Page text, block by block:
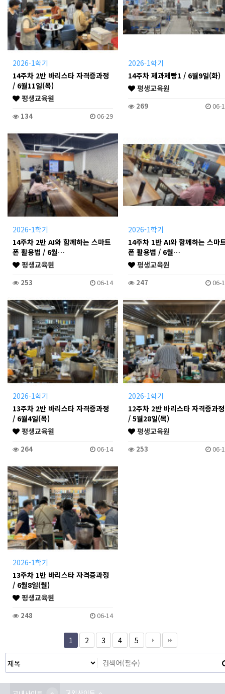
2026-1학기
14주차 2반 바리스타 자격증과정
/ 6월11일(목)
평생교육원
134 06-29
2026-1학기
14주차 제과제빵1 / 6월9일(화)
평생교육원
269 06-
2026-1학기
14주차 2반 AI와 함께하는 스마트
폰 활용법 / 6월…
평생교육원
253 06-14
2026-1학기
14주차 1반 AI와 함께하는 스마
폰 활용법 / 6월…
평생교육원
247 06-
2026-1학기
13주차 2반 바리스타 자격증과정
/ 6월4일(목)
평생교육원
264 06-14
2026-1학기
12주차 2반 바리스타 자격증과정
/ 5월28일(목)
평생교육원
253 06-
2026-1학기
13주차 1반 바리스타 자격증과정
/ 6월8일(월)
평생교육원
248 06-14
1 2 3 4 5